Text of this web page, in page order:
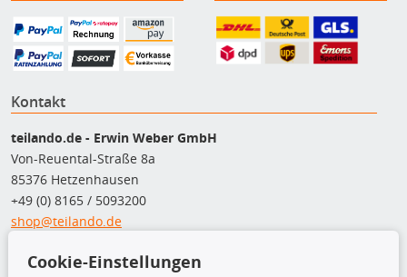
Kontakt
teilando.de - Erwin Weber GmbH
Von-Reuental-Straße 8a
85376 Hetzenhausen
+49 (0) 8165 / 5093200
shop@teilando.de
Top Produkte
Cookie-Einstellungen